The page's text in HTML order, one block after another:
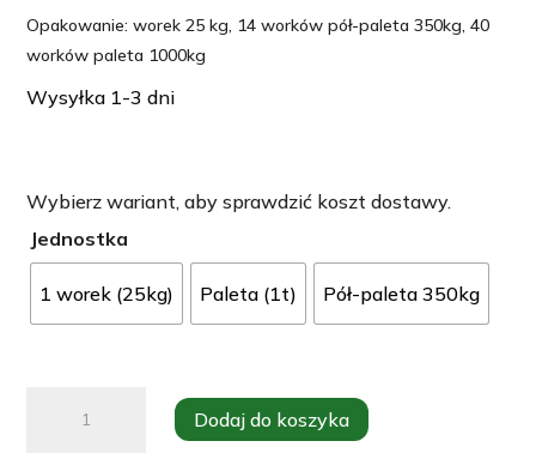
Opakowanie: worek 25 kg, 14 worków pół-paleta 350kg, 40
worków paleta 1000kg
Wysyłka 1-3 dni
Wybierz wariant, aby sprawdzić koszt dostawy.
Jednostka
1 worek (25kg) Paleta (1t) Pół-paleta 350kg
Tlenek
Dodaj do koszyka